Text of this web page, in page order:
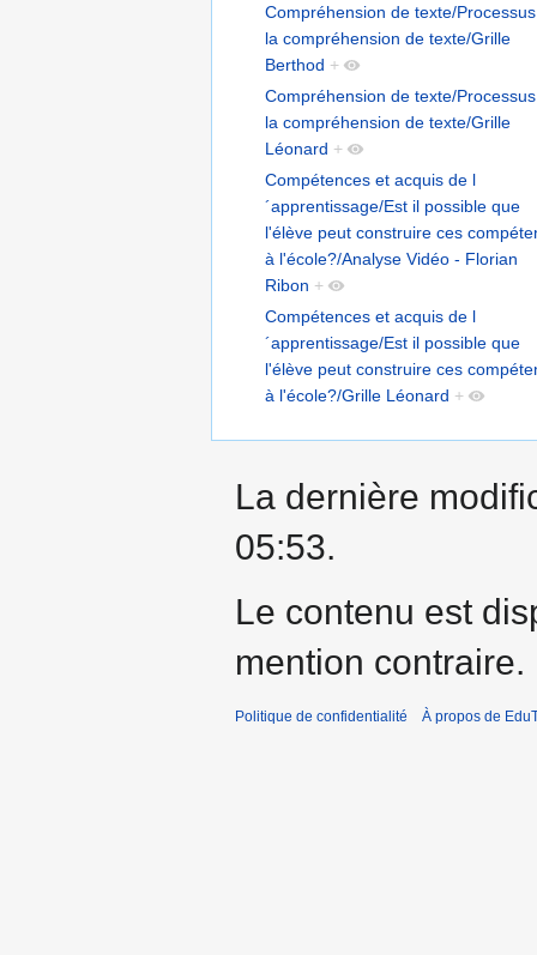
Compréhension de texte/
la compréhension de texte/Grille
Berthod +
Compréhension de texte/
la compréhension de texte/Grille
Léonard +
Compétences et acquis de l
´apprentissage/Est il possible que
l'élève peut construire ces
à l'école?/Analyse Vidéo - Florian
Ribon +
Compétences et acquis de l
´apprentissage/Est il possible que
l'élève peut construire ces
à l'école?/Grille Léonard +
La dernière
05:53.
Le contenu est
mention contraire.
Politique de confidentialité À propos de